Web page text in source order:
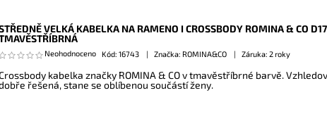
VELKÁ KABELKA NA RAMENO I CROSSBODY ROMINA & CO
Neohodnoceno Kód: 16743 Značka: ROMINA&CO Záruka: 2 roky
kabelka značky ROMINA & CO v tmavěstříbrné barvě.
řešená, stane se oblíbenou součástí ženy.